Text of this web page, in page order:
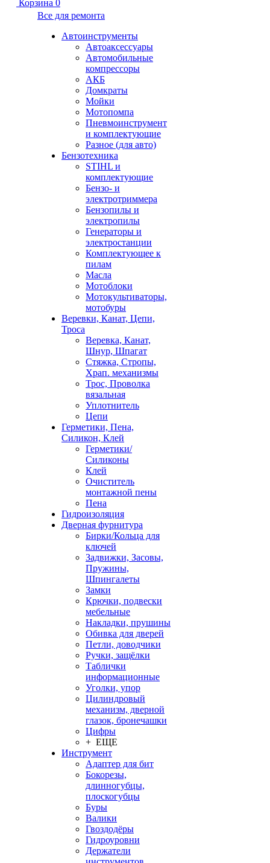
Корзина 0
Все для ремонта
Автоинструменты
Автоаксессуары
Автомобильные
компрессоры
АКБ
Домкраты
Мойки
Мотопомпа
Пневмоинструмент
и комплектующие
Разное (для авто)
Бензотехника
STIHL и
комплектующие
Бензо- и
электротриммера
Бензопилы и
электропилы
Генераторы и
электростанции
Комплектующее к
пилам
Масла
Мотоблоки
Мотокультиваторы,
мотобуры
Веревки, Канат, Цепи,
Троса
Веревка, Канат,
Шнур, Шпагат
Стяжка, Стропы,
Храп. механизмы
Трос, Проволка
вязальная
Уплотнитель
Цепи
Герметики, Пена,
Силикон, Клей
Герметики/
Силиконы
Клей
Очиститель
монтажной пены
Пена
Гидроизоляция
Дверная фурнитура
Бирки/Кольца для
ключей
Задвижки, Засовы,
Пружины,
Шпингалеты
Замки
Крючки, подвески
мебельные
Накладки, прушины
Обивка для дверей
Петли, доводчики
Ручки, защёлки
Таблички
информационные
Уголки, упор
Цилиндровый
механизм, дверной
глазок, бронечашки
Цифры
+ ЕЩЕ
Инструмент
Адаптер для бит
Бокорезы,
длинногубцы,
плоскогубцы
Буры
Валики
Гвоздодёры
Гидроуровни
Держатели